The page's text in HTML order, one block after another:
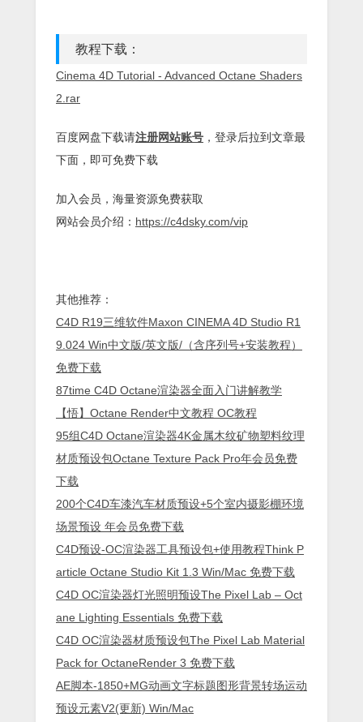
教程下载：
Cinema 4D Tutorial - Advanced Octane Shaders
2.rar
百度网盘下载请注册网站账号 ，登录后拉到文章最
下面，即可免费下载
加入会员，海量资源免费获取
网站会员介绍： https://c4dsky.com/vip
其他推荐：
C4D R19三维软件Maxon CINEMA 4D Studio R1
9.024 Win中文版/英文版/（含序列号+安装教程）
免费下载
87time C4D Octane渲染器全面入门讲解教学
【悟】Octane Render中文教程 OC教程
95组C4D Octane渲染器4K金属木纹矿物塑料纹理
材质预设包Octane Texture Pack Pro年会员免费
下载
200个C4D车漆汽车材质预设+5个室内摄影棚环境
场景预设 年会员免费下载
C4D预设-OC渲染器工具预设包+使用教程Think P
article Octane Studio Kit 1.3 Win/Mac 免费下载
C4D OC渲染器灯光照明预设The Pixel Lab – Oct
ane Lighting Essentials 免费下载
C4D OC渲染器材质预设包The Pixel Lab Material
Pack for OctaneRender 3 免费下载
AE脚本-1850+MG动画文字标题图形背景转场运动
预设元素V2(更新) Win/Mac